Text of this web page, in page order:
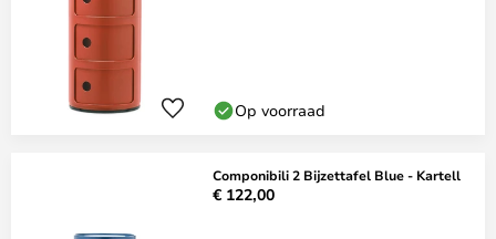
Op voorraad
Componibili 2 Bijzettafel Blue - Kartell
€ 122,00